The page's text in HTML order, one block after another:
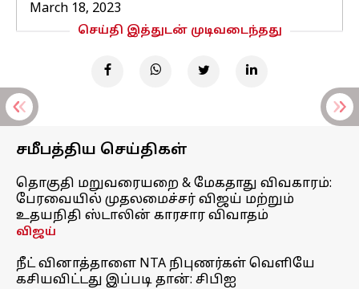
March 18, 2023
செய்தி இத்துடன் முடிவடைந்தது
சமீபத்திய செய்திகள்
தொகுதி மறுவரையறை & மேகதாது விவகாரம்:
பேரவையில் முதலமைச்சர் விஜய் மற்றும்
உதயநிதி ஸ்டாலின் காரசார விவாதம்
விஜய்
நீட் வினாத்தாளை NTA நிபுணர்கள் வெளியே
கசியவிட்டது இப்படி தான்: சிபிஐ